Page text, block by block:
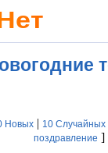
Новых| 10 Случайных
поздравление ]